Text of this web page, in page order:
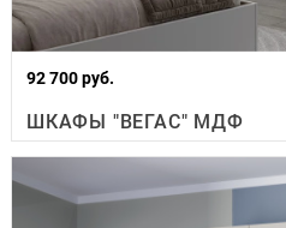
92 700 руб.
ШКАФЫ "ВЕГАС" МДФ